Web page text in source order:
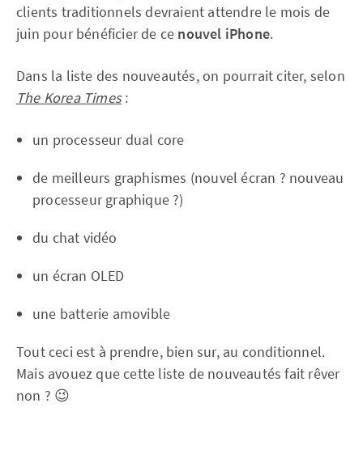
clients traditionnels devraient attendre le mois de
juin pour bénéficier de ce nouvel iPhone.
Dans la liste des nouveautés, on pourrait citer, selon
The Korea Times :
un processeur dual core
de meilleurs graphismes (nouvel écran ? nouveau
processeur graphique ?)
du chat vidéo
un écran OLED
une batterie amovible
Tout ceci est à prendre, bien sur, au conditionnel.
Mais avouez que cette liste de nouveautés fait rêver
non ? 😉